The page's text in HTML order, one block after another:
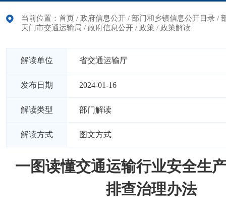
当前位置： 首页 / 政府信息公开 / 部门和乡镇信息公开目录 /
天门市交通运输局 / 政府信息公开 / 政策 / 政策解读
解读单位 省交通运输厅
发布日期 2024-01-16
解读类型 部门解读
解读方式 图文方式
一图读懂交通运输行业安全生
排查治理办法